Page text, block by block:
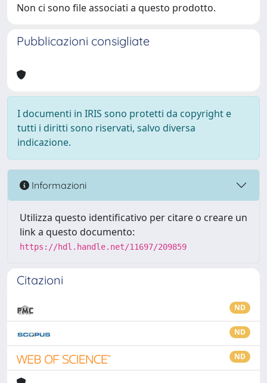
Non ci sono file associati a questo prodotto.
Pubblicazioni consigliate
I documenti in IRIS sono protetti da copyright e
tutti i diritti sono riservati, salvo diversa
indicazione.
Informazioni
Utilizza questo identificativo per citare o creare un
link a questo documento:
https://hdl.handle.net/11697/209859
Citazioni
ND
ND
ND